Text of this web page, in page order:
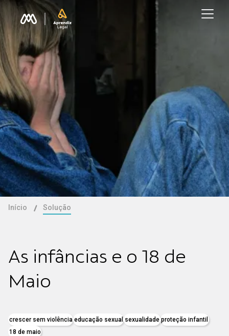
Início Solução
As infâncias e o 18 de
Maio
crescer sem violência educação sexual sexualidade proteção infantil
18 de maio